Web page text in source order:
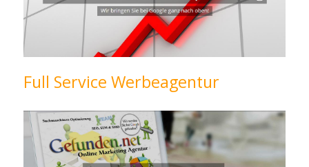
Full Service Werbeagentur